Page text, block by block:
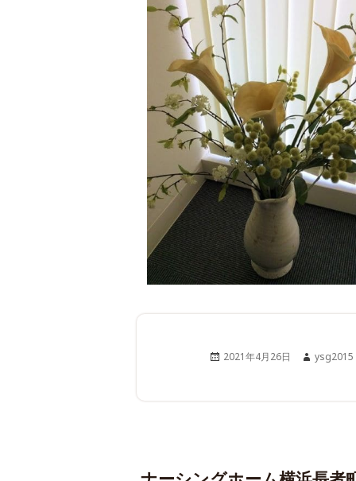
Posted
2021年4月26日 Author
ysg2015